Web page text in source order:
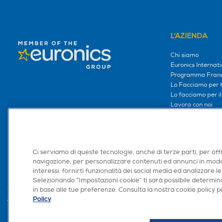
L'AZIENDA
Chi siamo
Euronics
Programma
Lo Facciamo per
Lo facciamo per
Lavora con noi
Ronics: agente AI
Trova negozio
Ci serviamo di queste tecnologie, anche di terze parti, per
navigazione, per personalizzare contenuti ed annunci in
interessi, fornirti funzionalità dei social media ed analizzare
Selezionando “Impostazioni cookie” ti sarà possibile
in base alle tue preferenze. Consulta la nostra cookie policy
Policy